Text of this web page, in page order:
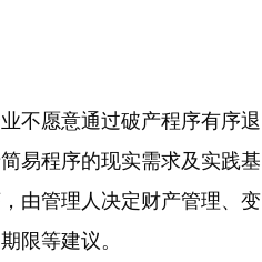
不愿意通过破产程序有序退
易程序的现实需求及实践基
由管理人决定财产管理、变
限等建议。